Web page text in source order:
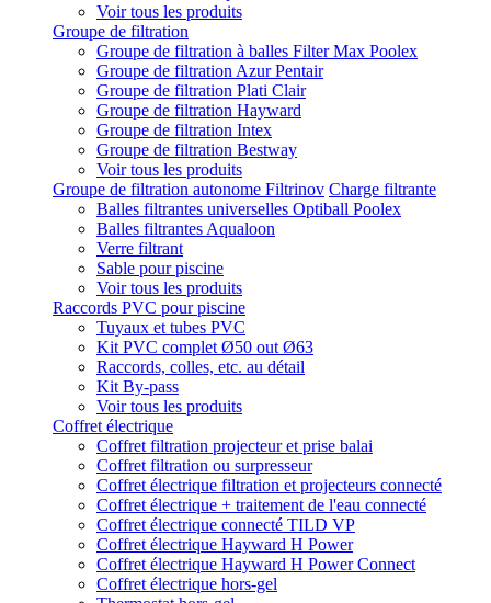
Voir tous les produits
Groupe de filtration
Groupe de filtration à balles Filter Max Poolex
Groupe de filtration Azur Pentair
Groupe de filtration Plati Clair
Groupe de filtration Hayward
Groupe de filtration Intex
Groupe de filtration Bestway
Voir tous les produits
Groupe de filtration autonome Filtrinov Charge filtrante
Balles filtrantes universelles Optiball Poolex
Balles filtrantes Aqualoon
Verre filtrant
Sable pour piscine
Voir tous les produits
Raccords PVC pour piscine
Tuyaux et tubes PVC
Kit PVC complet Ø50 out Ø63
Raccords, colles, etc. au détail
Kit By-pass
Voir tous les produits
Coffret électrique
Coffret filtration projecteur et prise balai
Coffret filtration ou surpresseur
Coffret électrique filtration et projecteurs connecté
Coffret électrique + traitement de l'eau connecté
Coffret électrique connecté TILD VP
Coffret électrique Hayward H Power
Coffret électrique Hayward H Power Connect
Coffret électrique hors-gel